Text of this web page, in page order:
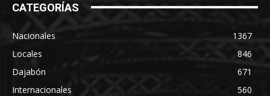
CATEGORÍAS
Nacionales
1367
Locales
846
Dajabón
671
Internacionales
560